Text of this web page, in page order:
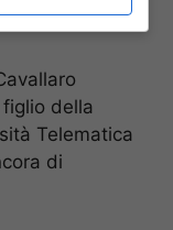
della
Telematica
di